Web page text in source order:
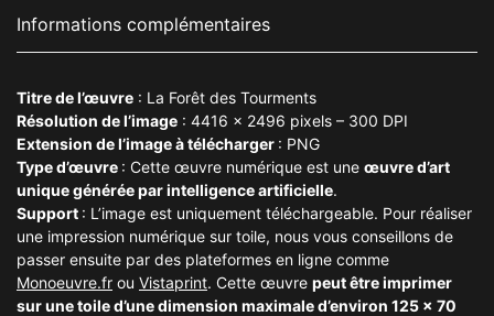
Informations complémentaires
Titre de l’œuvre : La Forêt des Tourments
Résolution de l’image : 4416 x 2496 pixels – 300 DPI
Extension de l’image à télécharger : PNG
Type d’œuvre : Cette œuvre numérique est une œuvre d’art
unique générée par intelligence artificielle.
Support : L’image est uniquement téléchargeable. Pour réaliser
une impression numérique sur toile, nous vous conseillons de
passer ensuite par des plateformes en ligne comme
Monoeuvre.fr ou Vistaprint. Cette œuvre peut être imprimer
sur une toile d’une dimension maximale d’environ 125 x 70